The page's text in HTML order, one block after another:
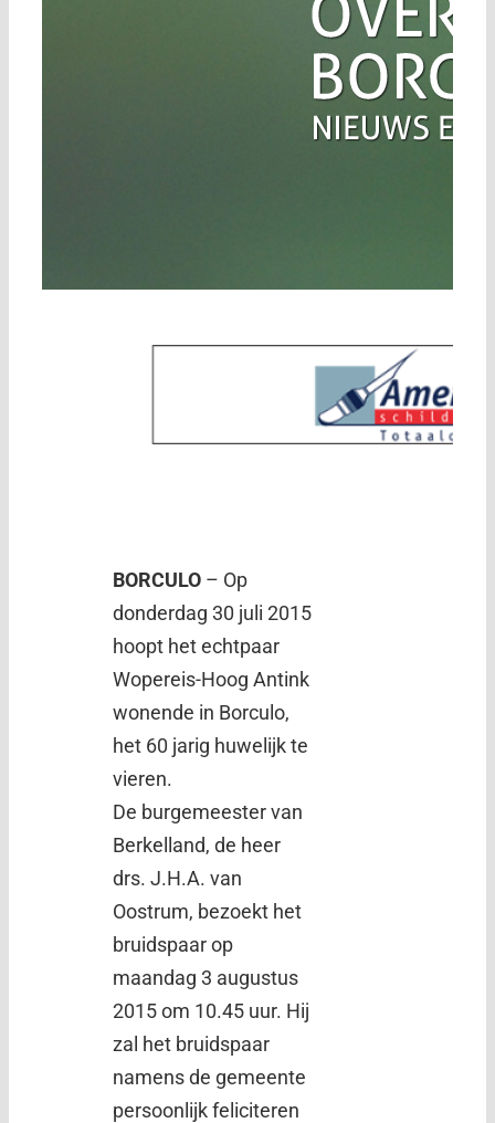
BORCULO – Op
donderdag 30 juli 2015
hoopt het echtpaar
Wopereis-Hoog Antink
wonende in Borculo,
het 60 jarig huwelijk te
vieren.
De burgemeester van
Berkelland, de heer
drs. J.H.A. van
Oostrum, bezoekt het
bruidspaar op
maandag 3 augustus
2015 om 10.45 uur. Hij
zal het bruidspaar
namens de gemeente
persoonlijk feliciteren